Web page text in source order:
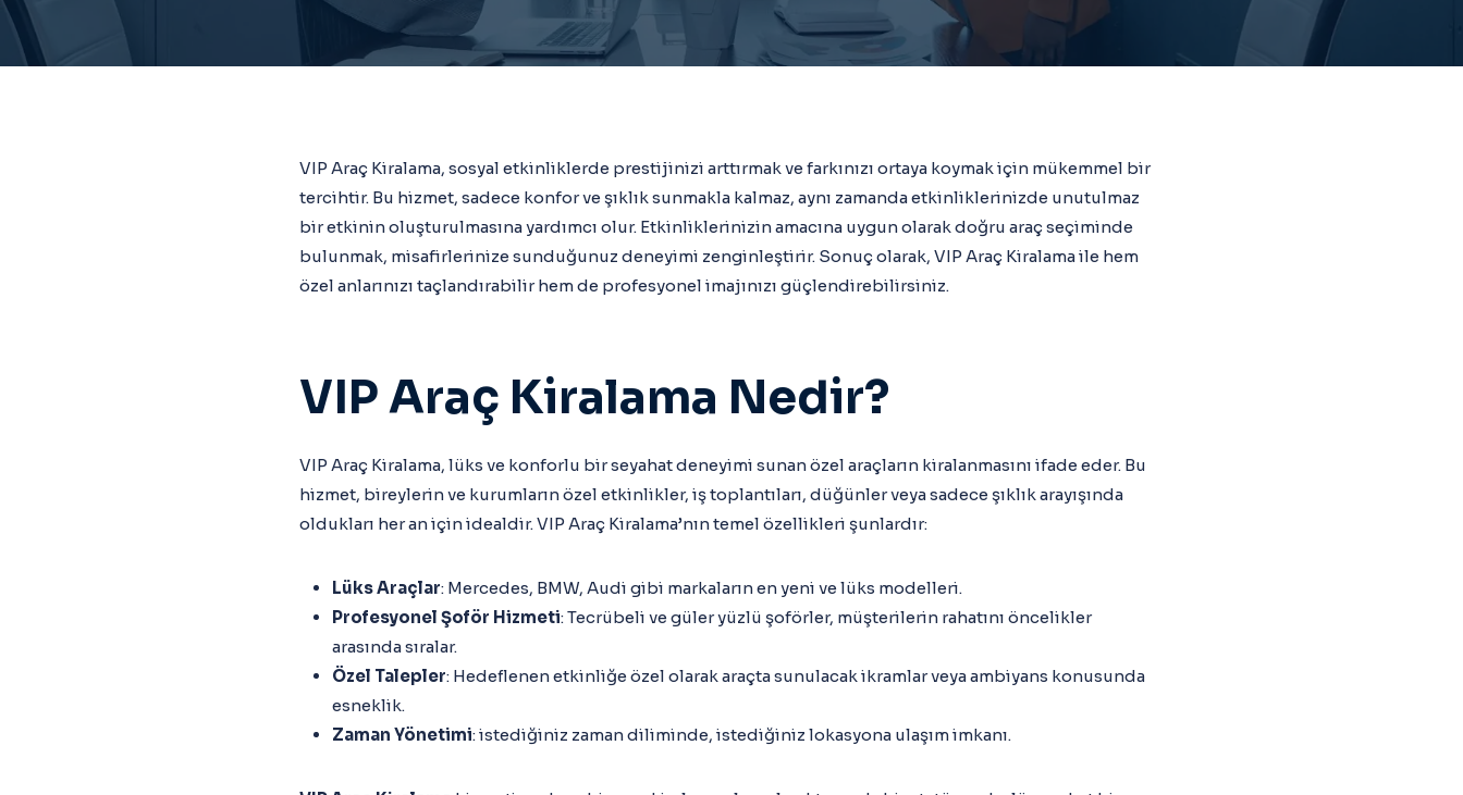
VIP Araç Kiralama, sosyal etkinliklerde prestijinizi arttırmak ve farkınızı ortaya koymak için mükemmel bir
tercihtir. Bu hizmet, sadece konfor ve şıklık sunmakla kalmaz, aynı zamanda etkinliklerinizde unutulmaz
bir etkinin oluşturulmasına yardımcı olur. Etkinliklerinizin amacına uygun olarak doğru araç seçiminde
bulunmak, misafirlerinize sunduğunuz deneyimi zenginleştirir. Sonuç olarak, VIP Araç Kiralama ile hem
özel anlarınızı taçlandırabilir hem de profesyonel imajınızı güçlendirebilirsiniz.
VIP Araç Kiralama Nedir?
VIP Araç Kiralama, lüks ve konforlu bir seyahat deneyimi sunan özel araçların kiralanmasını ifade eder. Bu
hizmet, bireylerin ve kurumların özel etkinlikler, iş toplantıları, düğünler veya sadece şıklık arayışında
oldukları her an için idealdir. VIP Araç Kiralama’nın temel özellikleri şunlardır:
Lüks Araçlar: Mercedes, BMW, Audi gibi markaların en yeni ve lüks modelleri.
Profesyonel Şoför Hizmeti: Tecrübeli ve güler yüzlü şoförler, müşterilerin rahatını öncelikler
arasında sıralar.
Özel Talepler: Hedeflenen etkinliğe özel olarak araçta sunulacak ikramlar veya ambiyans konusunda
esneklik.
Zaman Yönetimi: istediğiniz zaman diliminde, istediğiniz lokasyona ulaşım imkanı.